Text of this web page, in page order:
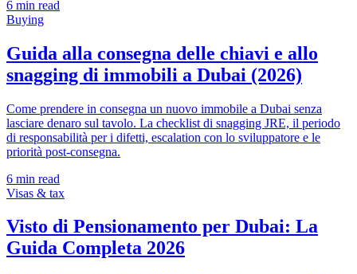
6 min read
Buying
Guida alla consegna delle chiavi e allo
snagging di immobili a Dubai (2026)
Come prendere in consegna un nuovo immobile a Dubai senza
lasciare denaro sul tavolo. La checklist di snagging JRE, il periodo
di responsabilità per i difetti, escalation con lo sviluppatore e le
priorità post-consegna.
6 min read
Visas & tax
Visto di Pensionamento per Dubai: La
Guida Completa 2026